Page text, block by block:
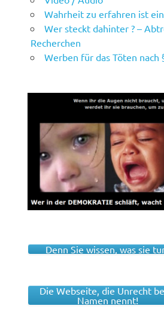
Wahrheit zu erfahren ist
Wer steckt dahinter ? –
Recherchen
Werben für das Töten nach
Denn Sie wissen, was sie
Die Webseite, die Unrecht
Namen nennt!